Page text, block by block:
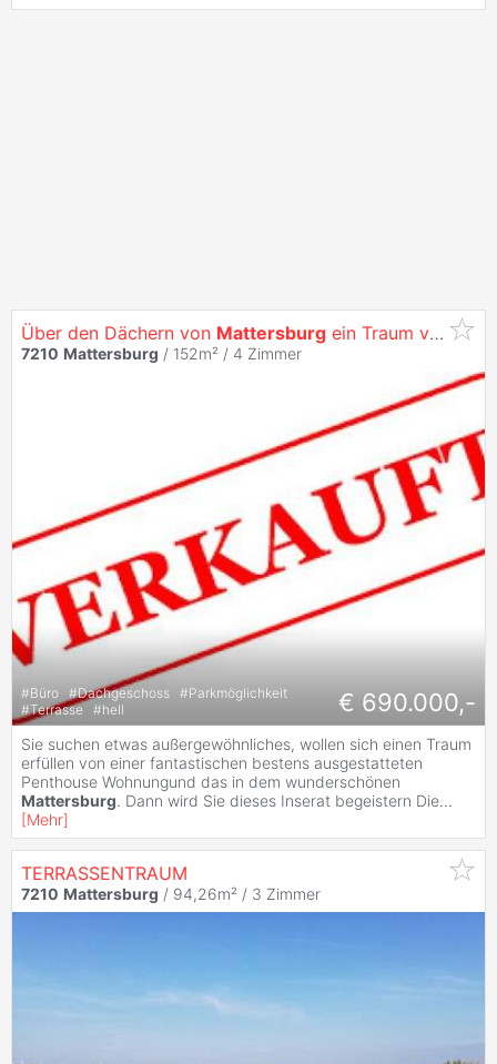
Über den Dächern von Mattersburg ein Traum von einer Penthouse
7210 Mattersburg / 152m² / 4 Zimmer
#Büro #Dachgeschoss #Parkmöglichkeit
#Terrasse #hell € 690.000,-
Sie suchen etwas außergewöhnliches, wollen sich einen Traum
erfüllen von einer fantastischen bestens ausgestatteten
Penthouse Wohnungund das in dem wunderschönen
Mattersburg. Dann wird Sie dieses Inserat begeistern Die...
[Mehr]
TERRASSENTRAUM
7210 Mattersburg / 94,26m² / 3 Zimmer